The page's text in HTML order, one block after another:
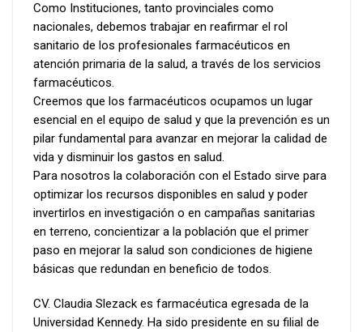
Como Instituciones, tanto provinciales como
nacionales, debemos trabajar en reafirmar el rol
sanitario de los profesionales farmacéuticos en
atención primaria de la salud, a través de los servicios
farmacéuticos.
Creemos que los farmacéuticos ocupamos un lugar
esencial en el equipo de salud y que la prevención es un
pilar fundamental para avanzar en mejorar la calidad de
vida y disminuir los gastos en salud.
Para nosotros la colaboración con el Estado sirve para
optimizar los recursos disponibles en salud y poder
invertirlos en investigación o en campañas sanitarias
en terreno, concientizar a la población que el primer
paso en mejorar la salud son condiciones de higiene
básicas que redundan en beneficio de todos.
CV. Claudia Slezack es farmacéutica egresada de la
Universidad Kennedy. Ha sido presidente en su filial de